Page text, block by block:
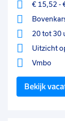
€ 15,52 -
20 tot 30
Uitzicht
Vmbo
Bekijk